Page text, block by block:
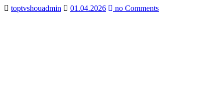
toptvshouadmin 01.04.2026 no Comments